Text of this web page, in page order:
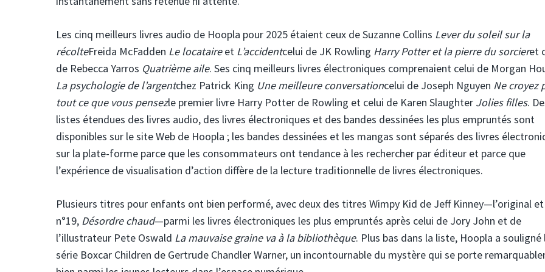
Les cinq meilleurs livres audio de Hoopla pour 2025 étaient ceux de Suzanne Collins Lever du soleil sur la
récolteFreida McFadden Le locataireet L’accidentcelui de JK Rowling Harry Potter et la pierre du sorcieret
de Rebecca Yarros Quatrième aile. Ses cinq meilleurs livres électroniques comprenaient celui de Morgan
La psychologie de l’argentchez Patrick King Une meilleure conversationcelui de Joseph Nguyen Ne croyez
tout ce que vous pensezle premier livre Harry Potter de Rowling et celui de Karen Slaughter Jolies filles.
listes étendues des livres audio, des livres électroniques et des bandes dessinées les plus empruntés sont
disponibles sur le site Web de Hoopla ; les bandes dessinées et les mangas sont séparés des livres
sur la plate-forme parce que les consommateurs ont tendance à les rechercher par éditeur et parce que
l’expérience de visualisation d’action diffère de la lecture traditionnelle de livres électroniques.
Plusieurs titres pour enfants ont bien performé, avec deux des titres Wimpy Kid de Jeff Kinney—l’original
n°19, Désordre chaud—parmi les livres électroniques les plus empruntés après celui de Jory John et de
l’illustrateur Pete Oswald La mauvaise graine va à la bibliothèque. Plus bas dans la liste, Hoopla a souligné
série Boxcar Children de Gertrude Chandler Warner, un incontournable du mystère qui se porte